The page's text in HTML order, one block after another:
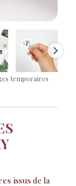
temporaires
issus de la